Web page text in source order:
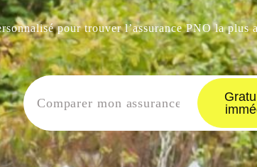
pour trouver l’assurance PNO la